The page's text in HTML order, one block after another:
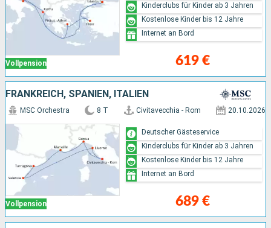
Vollpension 619 €
Kinderclubs für Kinder ab 3 Jahren
Kostenlose Kinder bis 12 Jahre
Internet an Bord
FRANKREICH, SPANIEN, ITALIEN
Vollpension
MSC Orchestra 8 T Civitavecchia - Rom 20.10.2026
689 €
Deutscher Gästeservice
Kinderclubs für Kinder ab 3 Jahren
Kostenlose Kinder bis 12 Jahre
Internet an Bord